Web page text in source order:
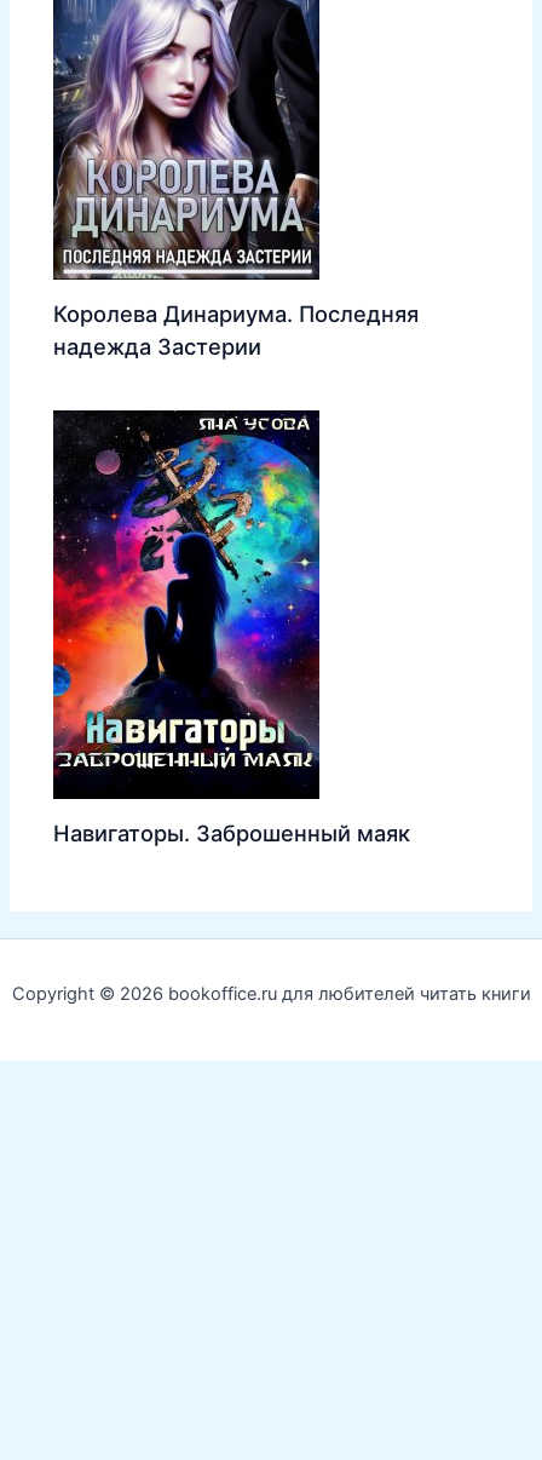
Королева Динариума. Последняя
надежда Застерии
Навигаторы. Заброшенный маяк
Copyright © 2026 bookoffice.ru для любителей читать книги